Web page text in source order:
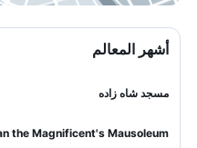
أشهر المعالم
مسجد شاه زاده
the Magnificent's Mausoleum